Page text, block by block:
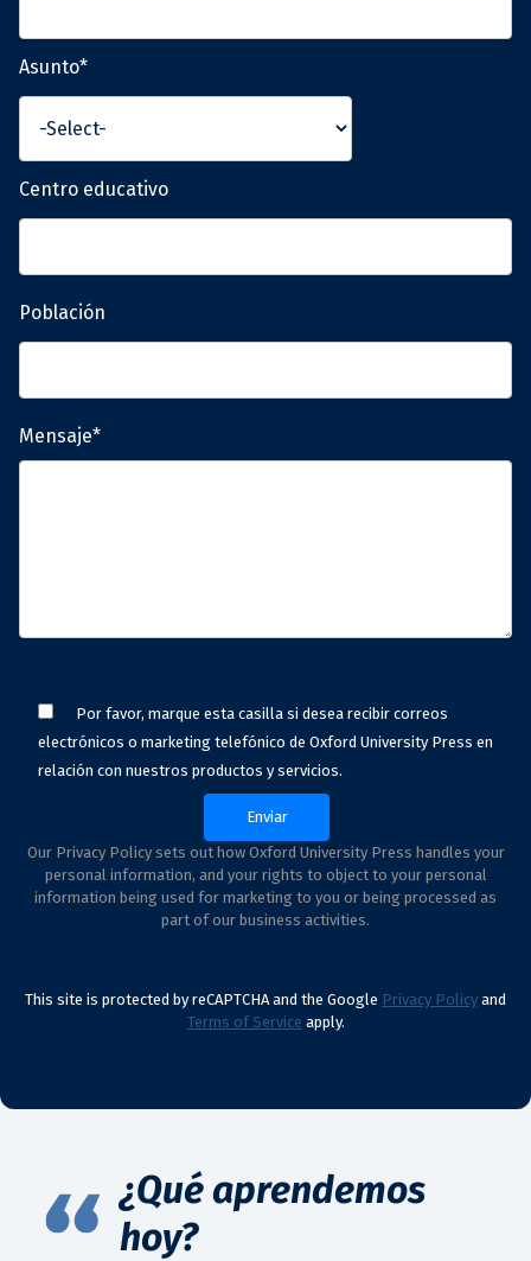
Asunto*
Centro educativo
Población
Mensaje*
Por favor, marque esta casilla si desea recibir correos
electrónicos o marketing telefónico de Oxford University Press en
relación con nuestros productos y servicios.
Our Privacy Policy sets out how Oxford University Press handles your
personal information, and your rights to object to your personal
information being used for marketing to you or being processed as
part of our business activities.
This site is protected by reCAPTCHA and the Google Privacy Policy and
Terms of Service apply.
¿Qué aprendemos
hoy?